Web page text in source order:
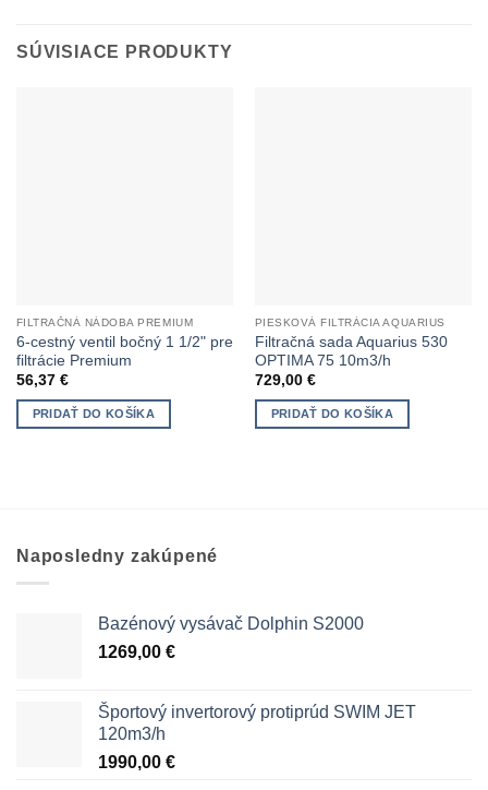
SÚVISIACE PRODUKTY
FILTRAČNÁ NÁDOBA PREMIUM
6-cestný ventil bočný 1 1/2" pre
filtrácie Premium
56,37 €
PRIDAŤ DO KOŠÍKA
PIESKOVÁ FILTRÁCIA AQUARIUS
Filtračná sada Aquarius 530
OPTIMA 75 10m3/h
729,00 €
PRIDAŤ DO KOŠÍKA
Naposledny zakúpené
Bazénový vysávač Dolphin S2000
1269,00 €
Športový invertorový protiprúd SWIM JET
120m3/h
1990,00 €